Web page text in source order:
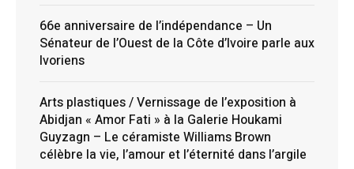
66e anniversaire de l’indépendance – Un
Sénateur de l’Ouest de la Côte d’Ivoire parle aux
Ivoriens
Arts plastiques / Vernissage de l’exposition à
Abidjan « Amor Fati » à la Galerie Houkami
Guyzagn – Le céramiste Williams Brown
célèbre la vie, l’amour et l’éternité dans l’argile